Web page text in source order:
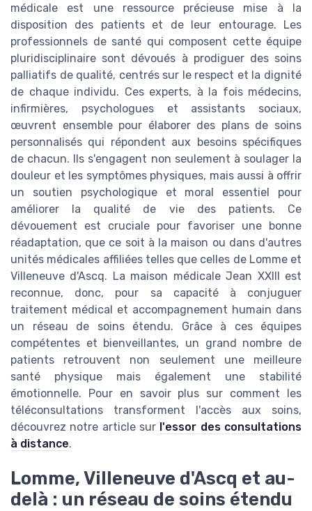
médicale est une ressource précieuse mise à la
disposition des patients et de leur entourage. Les
professionnels de santé qui composent cette équipe
pluridisciplinaire sont dévoués à prodiguer des soins
palliatifs de qualité, centrés sur le respect et la dignité
de chaque individu. Ces experts, à la fois médecins,
infirmières, psychologues et assistants sociaux,
œuvrent ensemble pour élaborer des plans de soins
personnalisés qui répondent aux besoins spécifiques
de chacun. Ils s'engagent non seulement à soulager la
douleur et les symptômes physiques, mais aussi à offrir
un soutien psychologique et moral essentiel pour
améliorer la qualité de vie des patients. Ce
dévouement est cruciale pour favoriser une bonne
réadaptation, que ce soit à la maison ou dans d'autres
unités médicales affiliées telles que celles de Lomme et
Villeneuve d'Ascq. La maison médicale Jean XXIII est
reconnue, donc, pour sa capacité à conjuguer
traitement médical et accompagnement humain dans
un réseau de soins étendu. Grâce à ces équipes
compétentes et bienveillantes, un grand nombre de
patients retrouvent non seulement une meilleure
santé physique mais également une stabilité
émotionnelle. Pour en savoir plus sur comment les
téléconsultations transforment l'accès aux soins,
découvrez notre article sur l'essor des consultations
à distance.
Lomme, Villeneuve d'Ascq et au-
delà : un réseau de soins étendu